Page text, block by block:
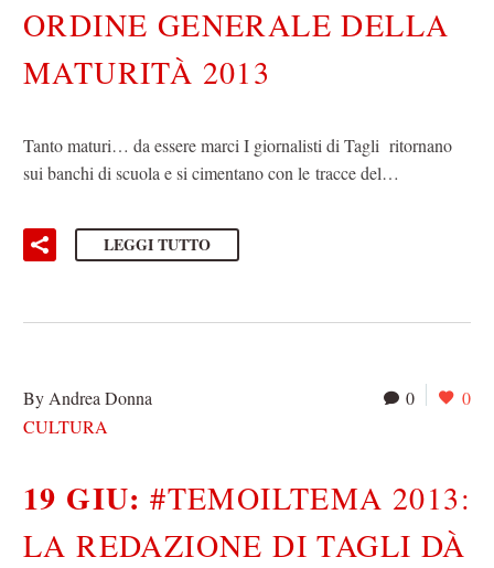
ORDINE GENERALE DELLA
MATURITÀ 2013
Tanto maturi… da essere marci I giornalisti di Tagli ritornano
sui banchi di scuola e si cimentano con le tracce del…
LEGGI TUTTO
0 0
By Andrea Donna
CULTURA
19 GIU:#TEMOILTEMA 2013:
LA REDAZIONE DI TAGLI DÀ